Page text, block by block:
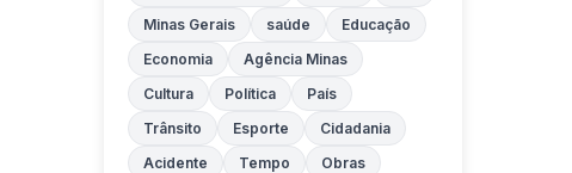
Minas Gerais
saúde
Educação
Economia
Agência Minas
Cultura
Política
País
Trânsito
Esporte
Cidadania
Acidente
Tempo Obras